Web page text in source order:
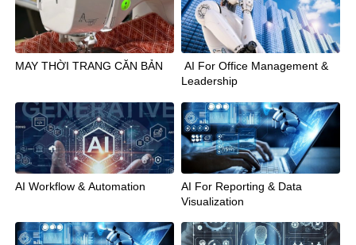
MAY THỜI TRANG CĂN BẢN
AI For Office Management &
Leadership
AI Workflow & Automation
AI For Reporting & Data
Visualization